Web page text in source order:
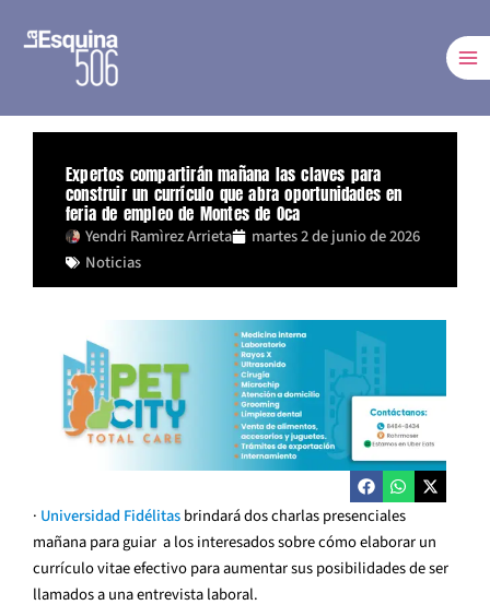
Expertos compartirán mañana las claves para
construir un currículo que abra oportunidades en
feria de empleo de Montes de Oca
Yendri Ramìrez Arrieta
martes 2 de junio de 2026
Noticias
· Universidad Fidélitasbrindará dos charlas presenciales
mañana para guiar a los interesados sobre cómo elaborar un
currículo vitae efectivo para aumentar sus posibilidades de ser
llamados a una entrevista laboral.